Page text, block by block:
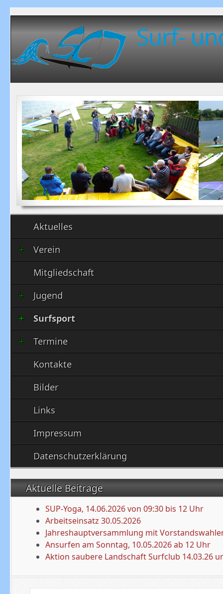
Surf-
Aktuelles
Verein
Mitgliedschaft
Jugend
Surfsport
Termine
Kontakte
Bilder
Links
Impressum
Datenschutzerklärung
Aktuelle Beiträge
SUP-Yoga, 14.06.2026 von 09:30 bis 12 Uhr
Arbeitseinsatz 30.05.2026
Jahreshauptversammlung mit
Ansurfen am Sonntag, 10.05.2026 ab 12 Uhr
Aktion saubere Landschaft Surfclub 14.03.26